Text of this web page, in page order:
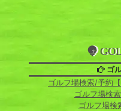
ゴ
ゴルフ場検索/予約
ゴルフ場検
ゴルフ場検